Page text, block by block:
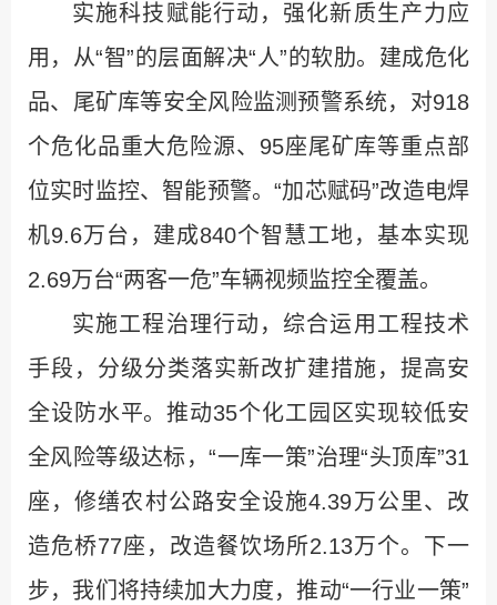
实施科技赋能行动，强化新质生产力应
用，从“智”的层面解决“人”的软肋。建成危化
品、尾矿库等安全风险监测预警系统，对918
个危化品重大危险源、95座尾矿库等重点部
位实时监控、智能预警。“加芯赋码”改造电焊
机9.6万台，建成840个智慧工地，基本实现
2.69万台“两客一危”车辆视频监控全覆盖。
实施工程治理行动，综合运用工程技术
手段，分级分类落实新改扩建措施，提高安
全设防水平。推动35个化工园区实现较低安
全风险等级达标，“一库一策”治理“头顶库”31
座，修缮农村公路安全设施4.39万公里、改
造危桥77座，改造餐饮场所2.13万个。下一
步，我们将持续加大力度，推动“一行业一策”